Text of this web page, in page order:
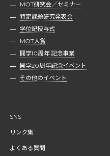
MOT研究会／セミナー
特定課題研究発表会
学位記授与式
MOT大賞
開学10周年 記念事業
開学20周年記念イベント
その他のイベント
SNS
リンク集
よくある質問